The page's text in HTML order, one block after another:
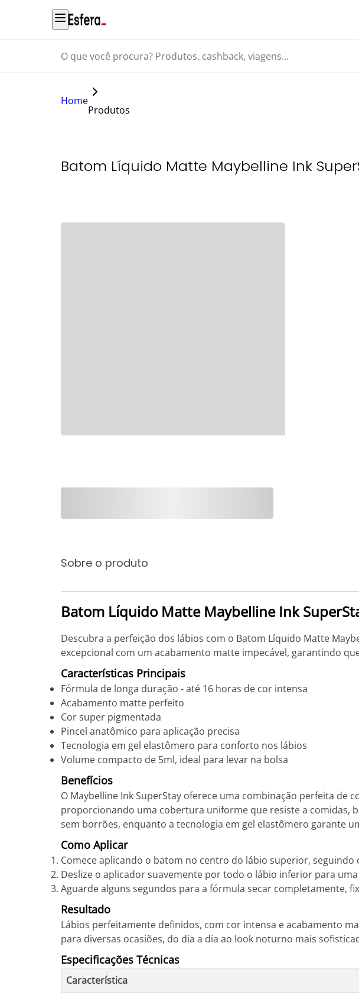
O que você procura? Produtos, cashback, viagens...
Home
Produtos
Batom Líquido Matte Maybelline Ink
Sobre o produto
Batom Líquido Matte Maybelline Ink
Descubra a perfeição dos lábios com o Batom Líquido Matte
excepcional com um acabamento matte impecável, garantindo
Características Principais
Fórmula de longa duração - até 16 horas de cor intensa
Acabamento matte perfeito
Cor super pigmentada
Pincel anatômico para aplicação precisa
Tecnologia em gel elastômero para conforto nos lábios
Volume compacto de 5ml, ideal para levar na bolsa
Benefícios
O Maybelline Ink SuperStay oferece uma combinação perfeita
proporcionando uma cobertura uniforme que resiste a comidas,
sem borrões, enquanto a tecnologia em gel elastômero garante
Como Aplicar
Comece aplicando o batom no centro do lábio superior,
Deslize o aplicador suavemente por todo o lábio inferior para
Aguarde alguns segundos para a fórmula secar completamente,
Resultado
Lábios perfeitamente definidos, com cor intensa e acabamento
para diversas ocasiões, do dia a dia ao look noturno mais
Especificações Técnicas
Característica